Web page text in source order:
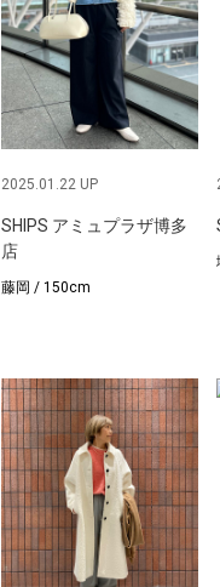
2025.01.22 UP
SHIPS アミュプラザ博多
店
藤岡 / 150cm